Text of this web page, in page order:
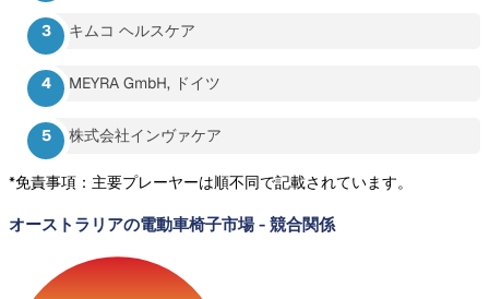
キムコ ヘルスケア
MEYRA GmbH, ドイツ
株式会社インヴァケア
*免責事項：主要プレーヤーは順不同で記載されています。
オーストラリアの電動車椅子市場- 競合関係